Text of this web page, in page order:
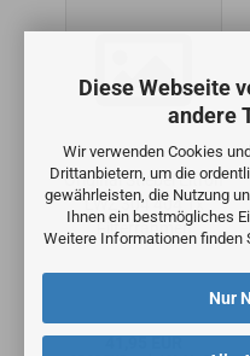
Diese Webseite
andere
Wir verwenden Cookies
Drittanbietern, um die
gewährleisten, die Nutzung
Ihnen ein bestmögliches
Weitere Informationen finden
Nur
Original Stiebel Eltron
LWZ 304 404 1x
Filterrahmen